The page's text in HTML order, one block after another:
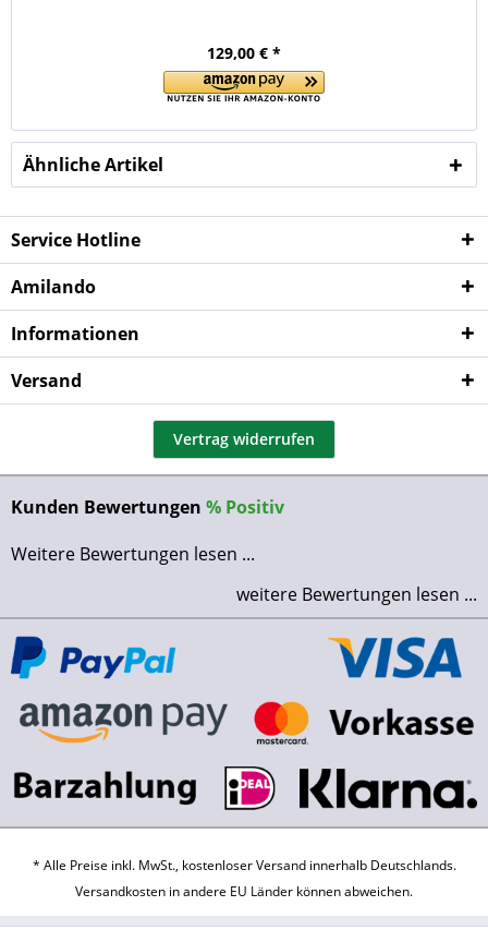
129,00 € *
Ähnliche Artikel
Service Hotline
Amilando
Informationen
Versand
Vertrag widerrufen
Kunden Bewertungen % Positiv
Weitere Bewertungen lesen ...
weitere Bewertungen lesen ...
* Alle Preise inkl. MwSt., kostenloser Versand innerhalb Deutschlands.
Versandkosten in andere EU Länder können abweichen.